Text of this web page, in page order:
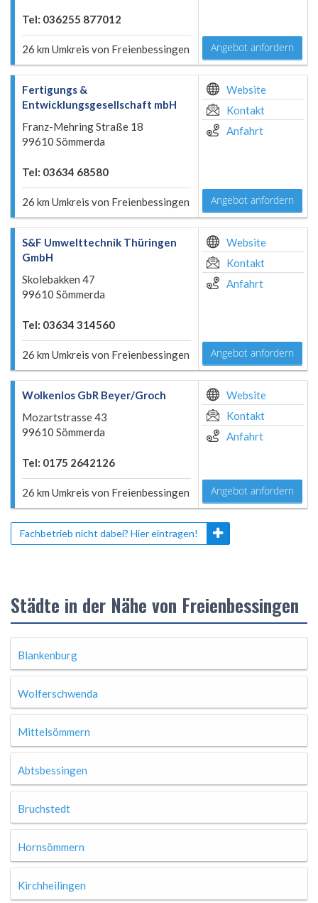
Tel: 036255 877012
26 km Umkreis von Freienbessingen Angebot anfordern
Fertigungs &
Entwicklungsgesellschaft mbH
Franz-Mehring Straße 18
99610 Sömmerda
Tel: 03634 68580
26 km Umkreis von Freienbessingen
Website
Kontakt
Anfahrt
Angebot anfordern
S&F Umwelttechnik Thüringen
GmbH
Skolebakken 47
99610 Sömmerda
Tel: 03634 314560
26 km Umkreis von Freienbessingen
Website
Kontakt
Anfahrt
Angebot anfordern
Wolkenlos GbR Beyer/Groch
Mozartstrasse 43
99610 Sömmerda
Tel: 0175 2642126
26 km Umkreis von Freienbessingen
Website
Kontakt
Anfahrt
Angebot anfordern
Fachbetrieb nicht dabei? Hier eintragen!
Städte in der Nähe von Freienbessingen
Blankenburg
Wolferschwenda
Mittelsömmern
Abtsbessingen
Bruchstedt
Hornsömmern
Kirchheilingen